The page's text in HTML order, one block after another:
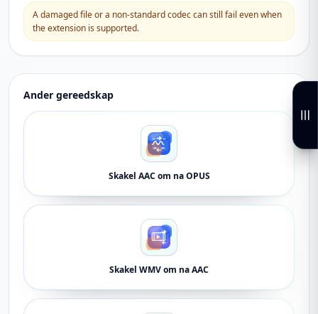
A damaged file or a non-standard codec can still fail even when
the extension is supported.
Ander gereedskap
Skakel AAC om na OPUS
Skakel WMV om na AAC